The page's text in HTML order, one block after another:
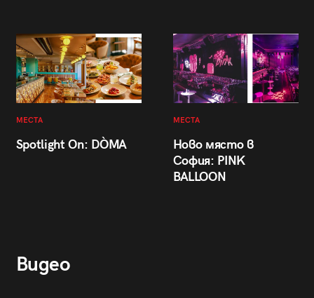
МЕСТА
Spotlight On: DÒMA
МЕСТА
Ново място в
София: PINK
BALLOON
Видео